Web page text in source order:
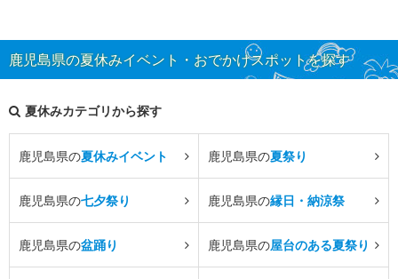
鹿児島県の夏休みイベント・おでかけスポットを探す
夏休みカテゴリから探す
鹿児島県の夏休みイベント 鹿児島県の夏祭り
鹿児島県の七夕祭り 鹿児島県の縁日・納涼祭
鹿児島県の盆踊り 鹿児島県の屋台のある夏祭り